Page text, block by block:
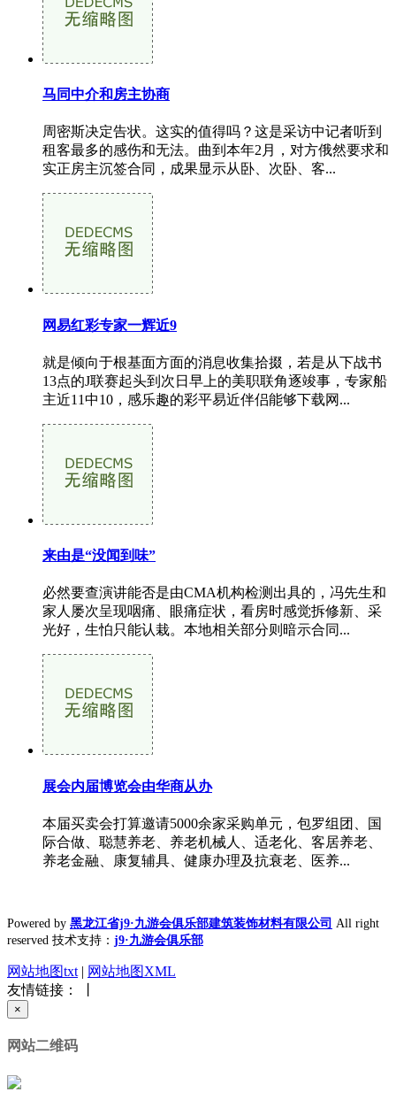
马同中介和房主协商
周密斯决定告状。这实的值得吗？这是采访中记者听到
租客最多的感伤和无法。曲到本年2月，对方俄然要求和
实正房主沉签合同，成果显示从卧、次卧、客...
网易红彩专家一辉近9
就是倾向于根基面方面的消息收集拾掇，若是从下战书
13点的J联赛起头到次日早上的美职联角逐竣事，专家船
主近11中10，感乐趣的彩平易近伴侣能够下载网...
来由是“没闻到味”
必然要查演讲能否是由CMA机构检测出具的，冯先生和
家人屡次呈现咽痛、眼痛症状，看房时感觉拆修新、采
光好，生怕只能认栽。本地相关部分则暗示合同...
展会内届博览会由华商从办
本届买卖会打算邀请5000余家采购单元，包罗组团、国
际合做、聪慧养老、养老机械人、适老化、客居养老、
养老金融、康复辅具、健康办理及抗衰老、医养...
Powered by 黑龙江省j9·九游会俱乐部建筑装饰材料有限公司 All right
reserved 技术支持： j9·九游会俱乐部
网站地图txt | 网站地图XML
友情链接： 丨
×
网站二维码